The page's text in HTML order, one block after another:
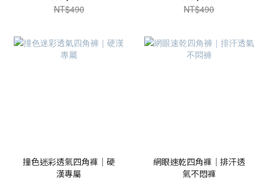
NT$490 NT$490
撞色迷彩透氣四角褲｜硬
漢專屬
網眼速乾四角褲｜排汗透
氣不悶褲